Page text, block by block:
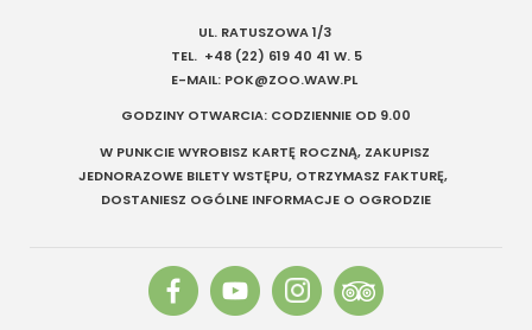
UL. RATUSZOWA 1/3
TEL. +48 (22) 619 40 41 W. 5
E-MAIL: POK@ZOO.WAW.PL
GODZINY OTWARCIA: CODZIENNIE OD 9.00
W PUNKCIE WYROBISZ KARTĘ ROCZNĄ, ZAKUPISZ
JEDNORAZOWE BILETY WSTĘPU, OTRZYMASZ FAKTURĘ,
DOSTANIESZ OGÓLNE INFORMACJE O OGRODZIE